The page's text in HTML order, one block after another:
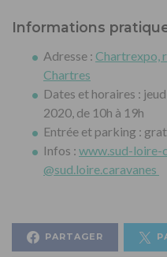
Informations
Adresse : Chartrexpo,
Chartres
Dates et horaires :
2020, de 10h à 19h
Entrée et parking :
Infos : www.sud-loire-
@sud.loire.caravanes
PARTAGER